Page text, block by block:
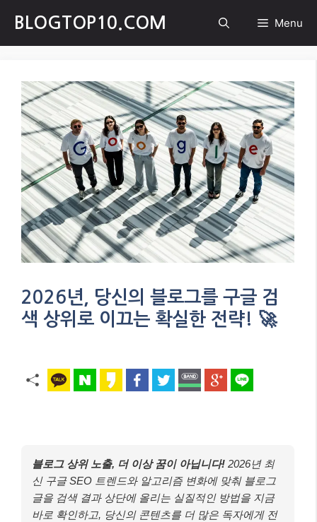
content
BLOGTOP10.COM Menu
2026년, 당신의 블로그를 구글 검
색 상위로 이끄는 확실한 전략! 🚀
블로그 상위 노출, 더 이상 꿈이 아닙니다! 2026년 최
신 구글 SEO 트렌드와 알고리즘 변화에 맞춰 블로그
글을 검색 결과 상단에 올리는 실질적인 방법을 지금
바로 확인하고, 당신의 콘텐츠를 더 많은 독자에게 전